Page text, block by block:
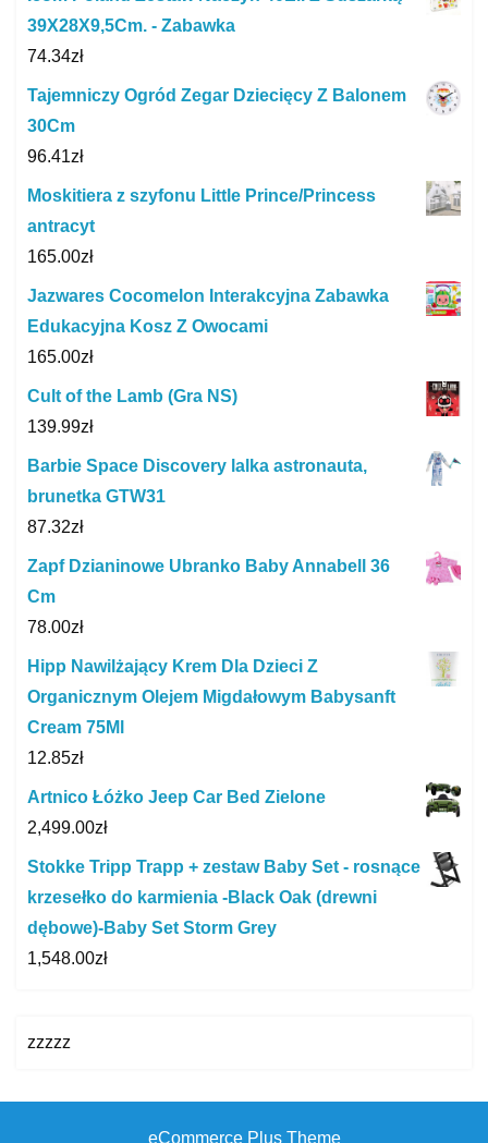
39X28X9,5Cm. - Zabawka
74.34zł
Tajemniczy Ogród Zegar Dziecięcy Z Balonem
30Cm
96.41zł
Moskitiera z szyfonu Little Prince/Princess
antracyt
165.00zł
Jazwares Cocomelon Interakcyjna Zabawka
Edukacyjna Kosz Z Owocami
165.00zł
Cult of the Lamb (Gra NS)
139.99zł
Barbie Space Discovery lalka astronauta,
brunetka GTW31
87.32zł
Zapf Dzianinowe Ubranko Baby Annabell 36
Cm
78.00zł
Hipp Nawilżający Krem Dla Dzieci Z
Organicznym Olejem Migdałowym Babysanft
Cream 75Ml
12.85zł
Artnico Łóżko Jeep Car Bed Zielone
2,499.00zł
Stokke Tripp Trapp + zestaw Baby Set - rosnące
krzesełko do karmienia -Black Oak (drewni
dębowe)-Baby Set Storm Grey
1,548.00zł
zzzzz
eCommerce Plus Theme